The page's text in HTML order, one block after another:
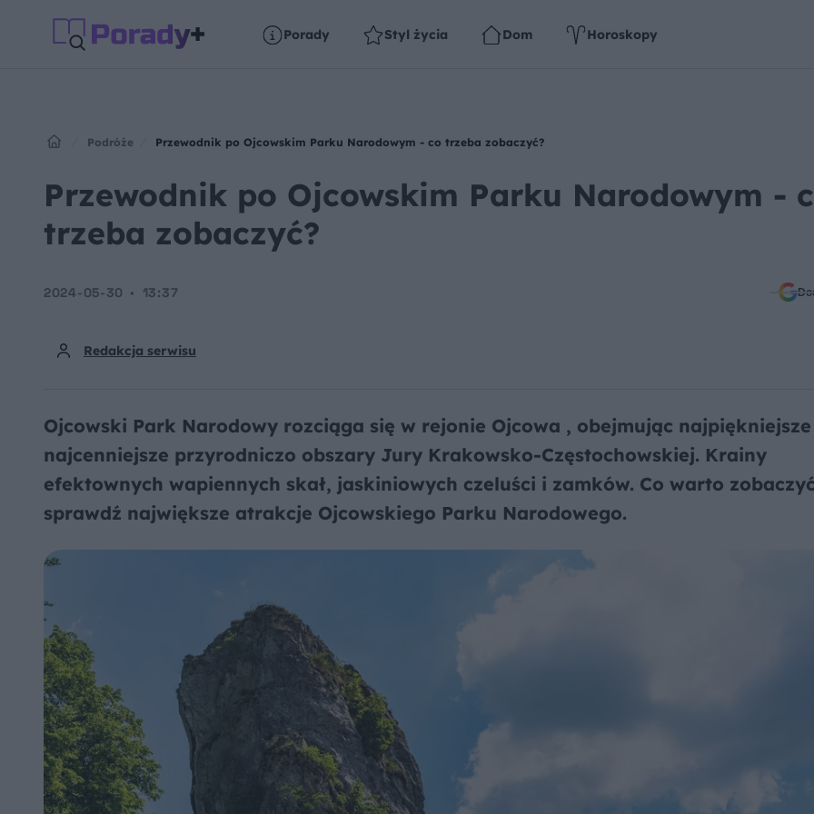
Porady Styl życia Dom Horoskopy
Podróże Przewodnik po Ojcowskim Parku Narodowym - co trzeba zobaczyć?
Przewodnik po Ojcowskim Parku Narodowym -
trzeba zobaczyć?
Redakcja serwisu
2024-05-30 13:37
Ojcowski Park Narodowy rozciąga się w rejonie Ojcowa , obejmując
najcenniejsze przyrodniczo obszary Jury Krakowsko-Częstochowskiej. Krainy
efektownych wapiennych skał, jaskiniowych czeluści i zamków. Co warto
sprawdź największe atrakcje Ojcowskiego Parku Narodowego.